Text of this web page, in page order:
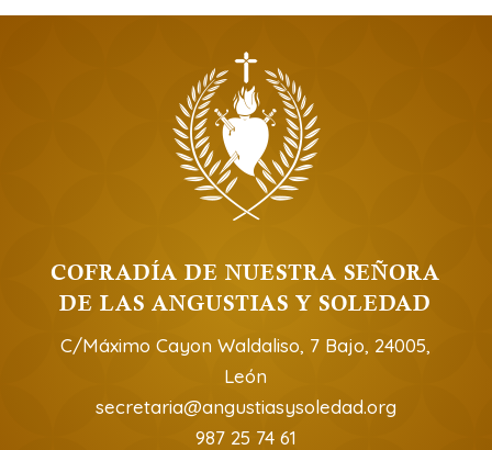
COFRADÍA DE NUESTRA SEÑORA
DE LAS ANGUSTIAS Y SOLEDAD
C/Máximo Cayon Waldaliso, 7 Bajo, 24005,
León
secretaria@angustiasysoledad.org
987 25 74 61